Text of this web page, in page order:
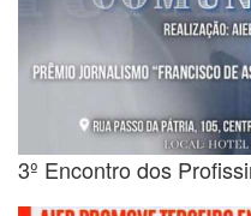
3º Encontro dos